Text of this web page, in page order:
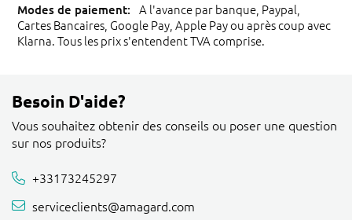
A l'avance par banque, Paypal,
Cartes Bancaires, Google Pay, Apple Pay ou après coup avec
Klarna. Tous les prix s'entendent TVA comprise.
Besoin D'aide?
Vous souhaitez obtenir des conseils ou poser une question
sur nos produits?
+33173245297
serviceclients@amagard.com